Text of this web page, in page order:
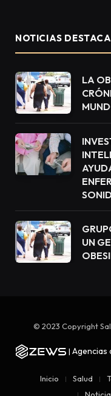
NOTICIAS
LA
UN
© 2023 Copyright
| Agencias
Inicio Salud